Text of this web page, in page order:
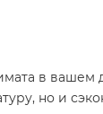
в
но и